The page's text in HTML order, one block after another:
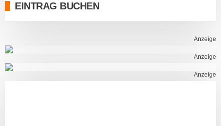
Anzeige
Anzeige
Anzeige
EINTRAG BUCHEN